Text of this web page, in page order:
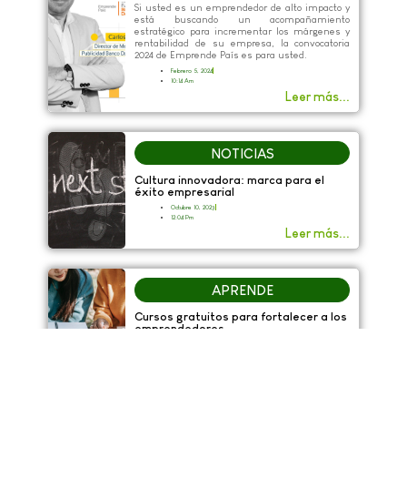
Si usted es un emprendedor de alto impacto y
está buscando un acompañamiento
estratégico para incrementar los márgenes y
rentabilidad de su empresa, la convocatoria
2024 de Emprende País es para usted.
Febrero 5, 2024
10:14 Am
Leer más...
NOTICIAS
Cultura innovadora: marca para el
éxito empresarial
Octubre 10, 2023
12:04 Pm
Leer más...
APRENDE
Cursos gratuitos para fortalecer a los
emprendedores